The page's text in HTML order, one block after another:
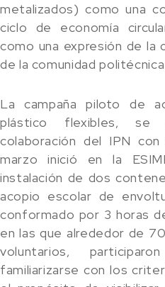
metalizados) como una
ciclo de economía
como una expresión de la
de la comunidad
La campaña piloto de
plástico flexibles, se
colaboración del IPN
marzo inició en la
instalación de dos
acopio escolar de
conformado por 3 horas
en las que alrededor de
voluntarios,
familiarizarse con los